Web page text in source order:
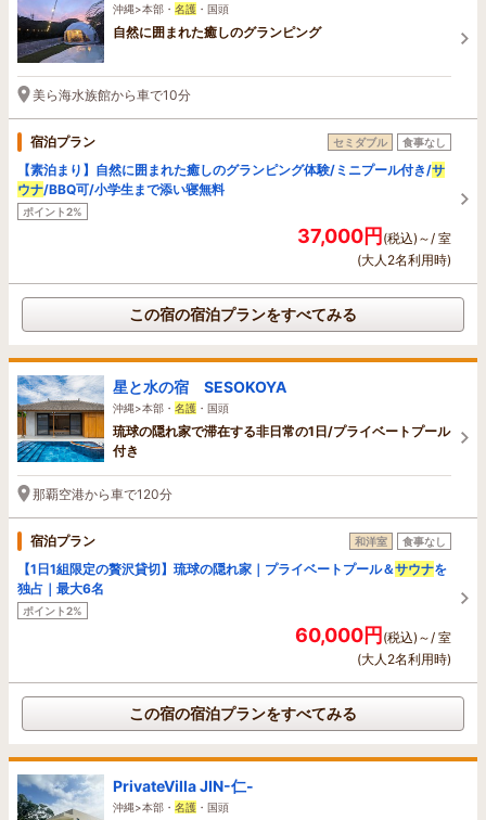
沖縄>本部・ 名護 ・国頭
自然に囲まれた癒しのグランピング
美ら海水族館から車で10分
宿泊プラン セミダブル 食事なし
【素泊まり】自然に囲まれた癒しのグランピング体験/ミニプール付き/サ
ウナ/BBQ可/小学生まで添い寝無料
ポイント2%
37,000円(税込)～/ 室
(大人2名利用時)
この宿の宿泊プランをすべてみる
星と水の宿 SESOKOYA
沖縄>本部・ 名護 ・国頭
琉球の隠れ家で滞在する非日常の1日/プライベートプール
付き
那覇空港から車で120分
宿泊プラン 和洋室 食事なし
【1日1組限定の贅沢貸切】琉球の隠れ家｜プライベートプール＆サウナを
独占｜最大6名
ポイント2%
60,000円(税込)～/ 室
(大人2名利用時)
この宿の宿泊プランをすべてみる
PrivateVilla JIN-仁-
沖縄>本部・ 名護 ・国頭